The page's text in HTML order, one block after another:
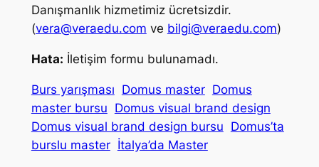
Danışmanlık hizmetimiz ücretsizdir.
(vera@veraedu.com ve bilgi@veraedu.com)
Hata: İletişim formu bulunamadı.
Burs yarışması Domus master Domus
master bursu Domus visual brand design
Domus visual brand design bursu Domus’ta
burslu master İtalya’da Master